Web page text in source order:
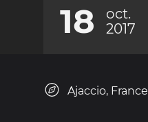
18
oct.
2017
Ajaccio, France